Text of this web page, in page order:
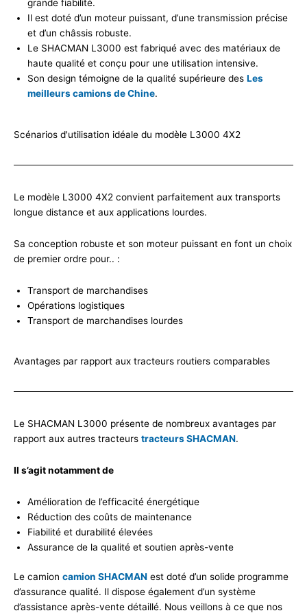
grande fiabilité.
Il est doté d’un moteur puissant, d’une transmission précise
et d’un châssis robuste.
Le SHACMAN L3000 est fabriqué avec des matériaux de
haute qualité et conçu pour une utilisation intensive.
Son design témoigne de la qualité supérieure des Les
meilleurs camions de Chine.
Scénarios d'utilisation idéale du modèle L3000 4X2
Le modèle L3000 4X2 convient parfaitement aux transports
longue distance et aux applications lourdes.
Sa conception robuste et son moteur puissant en font un choix
de premier ordre pour.. :
Transport de marchandises
Opérations logistiques
Transport de marchandises lourdes
Avantages par rapport aux tracteurs routiers comparables
Le SHACMAN L3000 présente de nombreux avantages par
rapport aux autres tracteurs tracteurs SHACMAN.
Il s’agit notamment de
Amélioration de l’efficacité énergétique
Réduction des coûts de maintenance
Fiabilité et durabilité élevées
Assurance de la qualité et soutien après-vente
Le camion camion SHACMAN est doté d’un solide programme
d’assurance qualité. Il dispose également d’un système
d’assistance après-vente détaillé. Nous veillons à ce que nos